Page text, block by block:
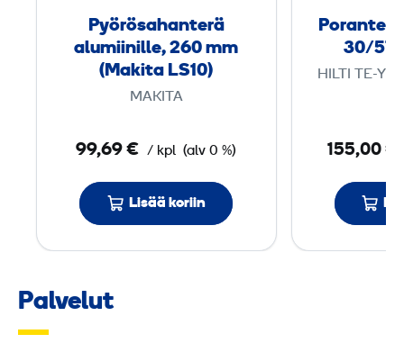
a
a
n
r
ä
a
Pyörösahanterä
alumiini­lle, 260 mm
(Makita LS10)
MAKITA
99,69 € / kpl (alv 0 %)
Lisää koriin
Poranterä
30/57
HILTI TE-YX
155,00 €
Palvelut